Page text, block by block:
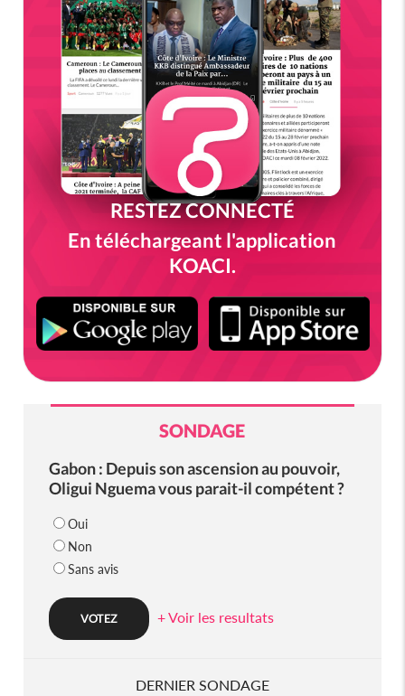
RESTEZ CONNECTÉ
En téléchargeant l'application
KOACI.
SONDAGE
Gabon : Depuis son ascension au pouvoir,
Oligui Nguema vous parait-il compétent ?
Oui
Non
Sans avis
+ Voir les resultats
DERNIER SONDAGE